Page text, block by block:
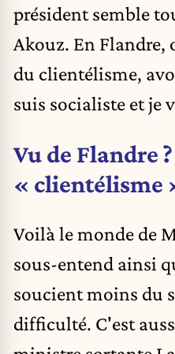
président semble
Akouz. En Flandre,
du clientélisme,
suis socialiste et je
Vu de Flandre
« clientélisme
Voilà le monde de
sous-entend ainsi
soucient moins du
difficulté. C'est